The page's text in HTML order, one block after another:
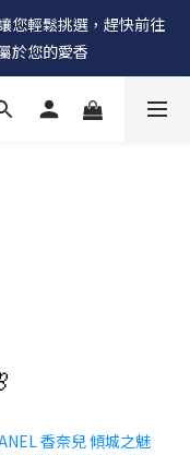
您輕鬆挑選，趕快前往
於您的愛香